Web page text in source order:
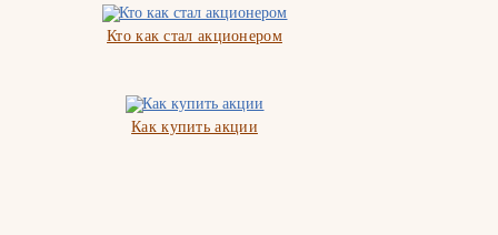
Кто как стал акционером
Как купить акции